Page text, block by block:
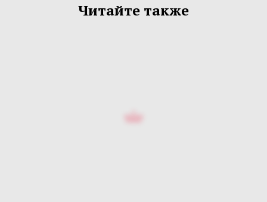
Читайте также